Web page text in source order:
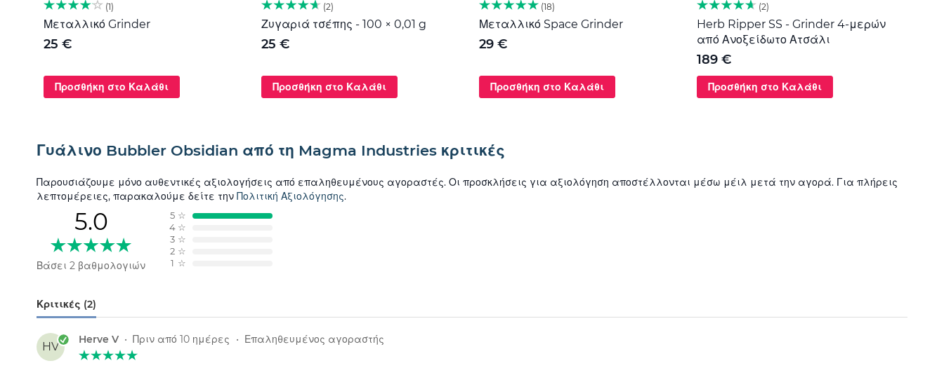
1
Μεταλλικό Grinder
25 €
Προσθήκη στο Καλάθι
2
Ζυγαριά τσέπης - 100 × 0,01 g
25 €
Προσθήκη στο Καλάθι
18
Μεταλλικό Space Grinder
29 €
Προσθήκη στο Καλάθι
2
Herb Ripper SS - Grinder 4-μερών
από Ανοξείδωτο Ατσάλι
189 €
Προσθήκη στο Καλάθι
Γυάλινο Bubbler Obsidian από τη Magma Industries κριτικές
Παρουσιάζουμε μόνο αυθεντικές αξιολογήσεις από επαληθευμένους αγοραστές. Οι προσκλήσεις για αξιολόγηση αποστέλλονται μέσω μέιλ μετά την αγορά. Για πλήρεις
λεπτομέρειες, παρακαλούμε δείτε την Πολιτική Αξιολόγησης.
5.0
Βάσει 2 βαθμολογιών
5 ☆
4 ☆
3 ☆
2 ☆
1 ☆
Κριτικές (2)
HV
Herve V • Πριν από 10 ημέρες • Επαληθευμένος αγοραστής